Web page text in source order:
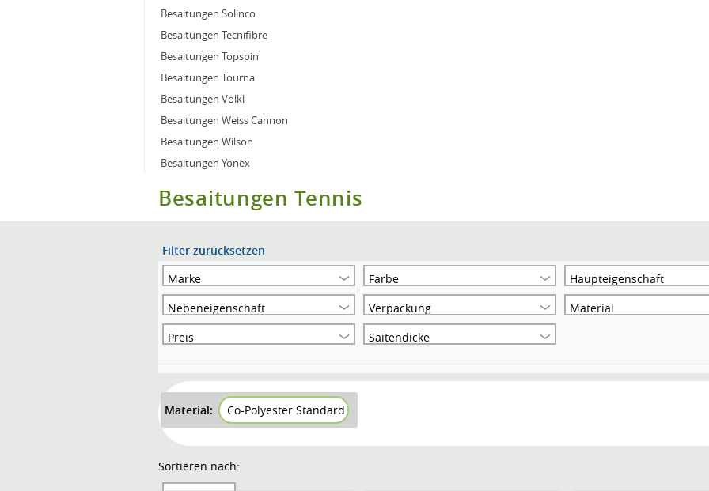
Besaitungen Solinco
Besaitungen Tecnifibre
Besaitungen Topspin
Besaitungen Tourna
Besaitungen Völkl
Besaitungen Weiss Cannon
Besaitungen Wilson
Besaitungen Yonex
Besaitungen Tennis
Filter zurücksetzen
Marke
Farbe
Haupteigenschaft
Nebeneigenschaft
Verpackung
Material
Preis
Saitendicke
Material: Co-Polyester Standard
Sortieren nach: